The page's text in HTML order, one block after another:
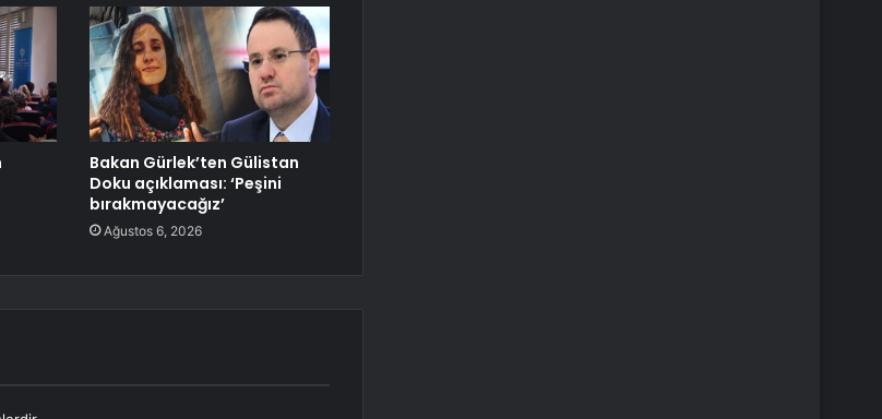
Bakan Gürlek’ten Gülistan
Doku açıklaması: ‘Peşini
bırakmayacağız’
Ağustos 6, 2026